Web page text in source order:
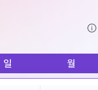
일 월